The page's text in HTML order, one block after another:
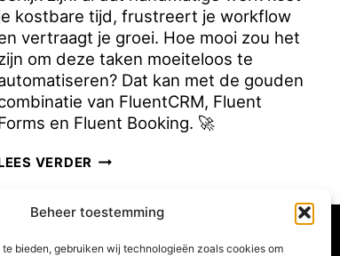
Beheer toestemming
bieden, gebruiken wij technologieën zoals cookies om
kostbare tijd, frustreert je workflow
vertraagt je groei. Hoe mooi zou het
om deze taken moeiteloos te
Dat kan met de gouden
van FluentCRM, Fluent
en Fluent Booking. 🚀
VERDER STROOMLIJN
BUSINESS
FLUENTCRM,